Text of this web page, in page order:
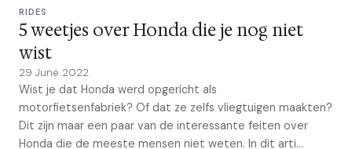
RIDES
5 weetjes over Honda die je nog niet
wist
29 June 2022
Wist je dat Honda werd opgericht als
motorfietsenfabriek? Of dat ze zelfs vliegtuigen maakten?
Dit zijn maar een paar van de interessante feiten over
Honda die de meeste mensen niet weten. In dit arti...